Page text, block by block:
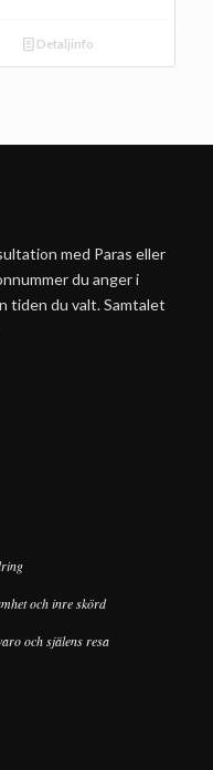
Detaljinfo
med Paras eller
du anger i
tiden du valt. Samtalet
och inre skörd
och själens resa